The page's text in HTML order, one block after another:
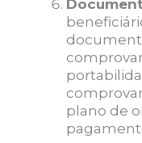
plano de